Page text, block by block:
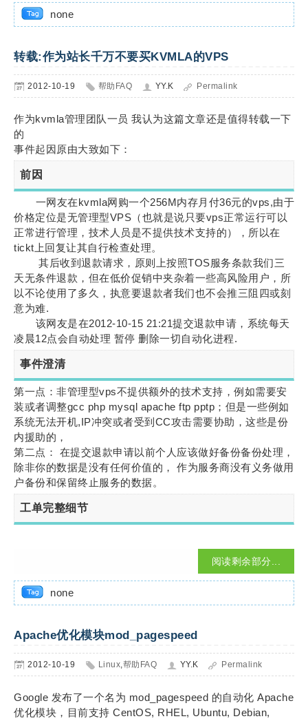
none
转载:作为站长千万不要买KVMLA的VPS
2012-10-19 帮助FAQ YY.K Permalink
作为kvmla管理团队一员 我认为这篇文章还是值得转载一下
的
事件起因原由大致如下：
前因
一网友在kvmla网购一个256M内存月付36元的vps,由于
价格定位是无管理型VPS（也就是说只要vps正常运行可以
正常进行管理，技术人员是不提供技术支持的），所以在
tickt上回复让其自行检查处理。
其后收到退款请求，原则上按照TOS服务条款我们三
天无条件退款，但在低价促销中夹杂着一些高风险用户，所
以不论使用了多久，执意要退款者我们也不会推三阻四或刻
意为难.
该网友是在2012-10-15 21:21提交退款申请，系统每天
凌晨12点会自动处理 暂停 删除一切自动化进程.
事件澄清
第一点：非管理型vps不提供额外的技术支持，例如需要安
装或者调整gcc php mysql apache ftp pptp；但是一些例如
系统无法开机,IP冲突或者受到CC攻击需要协助，这些是份
内援助的，
第二点： 在提交退款申请以前个人应该做好备份备份处理，
除非你的数据是没有任何价值的， 作为服务商没有义务做用
户备份和保留终止服务的数据。
工单完整细节
阅读剩余部分...
none
Apache优化模块mod_pagespeed
2012-10-19 Linux,帮助FAQ YY.K Permalink
Google 发布了一个名为 mod_pagespeed 的自动化 Apache
优化模块，目前支持 CentOS, RHEL, Ubuntu, Debian,